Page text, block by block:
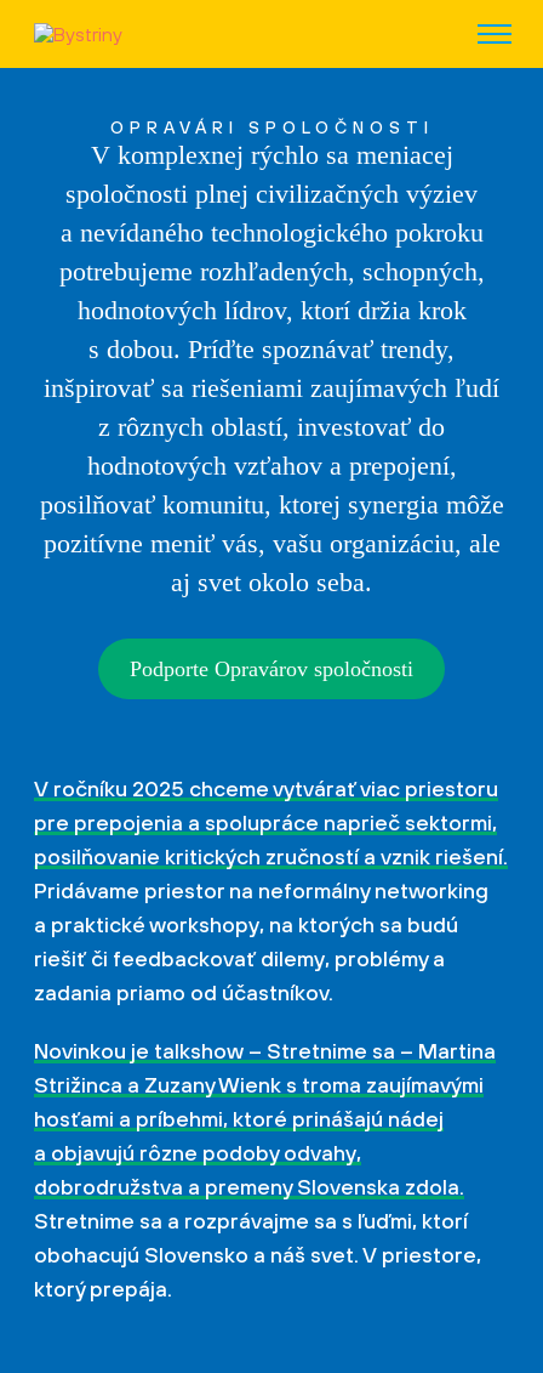
OPRAVÁRI SPOLOČNOSTI
V komplexnej rýchlo sa meniacej
spoločnosti plnej civilizačných výziev
a nevídaného technologického pokroku
potrebujeme rozhľadených, schopných,
hodnotových lídrov, ktorí držia krok
s dobou. Príďte spoznávať trendy,
inšpirovať sa riešeniami zaujímavých ľudí
z rôznych oblastí, investovať do
hodnotových vzťahov a prepojení,
posilňovať komunitu, ktorej synergia môže
pozitívne meniť vás, vašu organizáciu, ale
aj svet okolo seba.
Podporte Opravárov spoločnosti
V ročníku 2025 chceme vytvárať viac priestoru
pre prepojenia a spolupráce naprieč sektormi,
posilňovanie kritických zručností a vznik riešení.
Pridávame priestor na neformálny networking
a praktické workshopy, na ktorých sa budú
riešiť či feedbackovať dilemy, problémy a
zadania priamo od účastníkov.
Novinkou je talkshow – Stretnime sa – Martina
Strižinca a Zuzany Wienk s troma zaujímavými
hosťami a príbehmi, ktoré prinášajú nádej
a objavujú rôzne podoby odvahy,
dobrodružstva a premeny Slovenska zdola.
Stretnime sa a rozprávajme sa s ľuďmi, ktorí
obohacujú Slovensko a náš svet. V priestore,
ktorý prepája.